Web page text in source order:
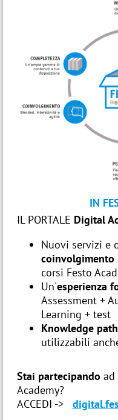
IN
IL PORTALE Digital
Nuovi servizi e
coinvolgimento
corsi Festo
Un'esperienza
Assessment +
Learning + test
Knowledge
utilizzabili
Stai partecipando ad
Academy?
ACCEDI ->